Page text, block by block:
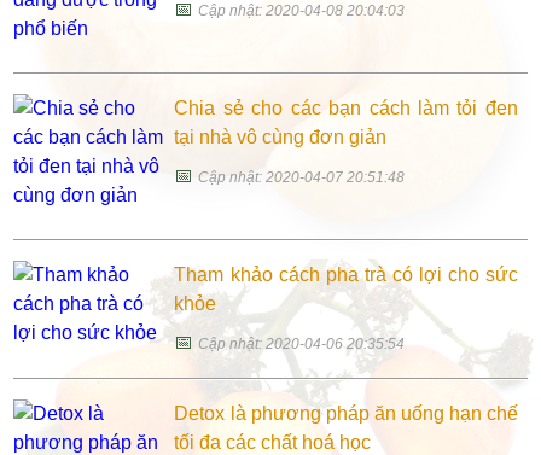
📅Cập nhật: 2020-04-08 20:04:03
Chia sẻ cho các bạn cách làm tỏi đen
tại nhà vô cùng đơn giản
📅Cập nhật: 2020-04-07 20:51:48
Tham khảo cách pha trà có lợi cho sức
khỏe
📅Cập nhật: 2020-04-06 20:35:54
Detox là phương pháp ăn uống hạn chế
tối đa các chất hoá học